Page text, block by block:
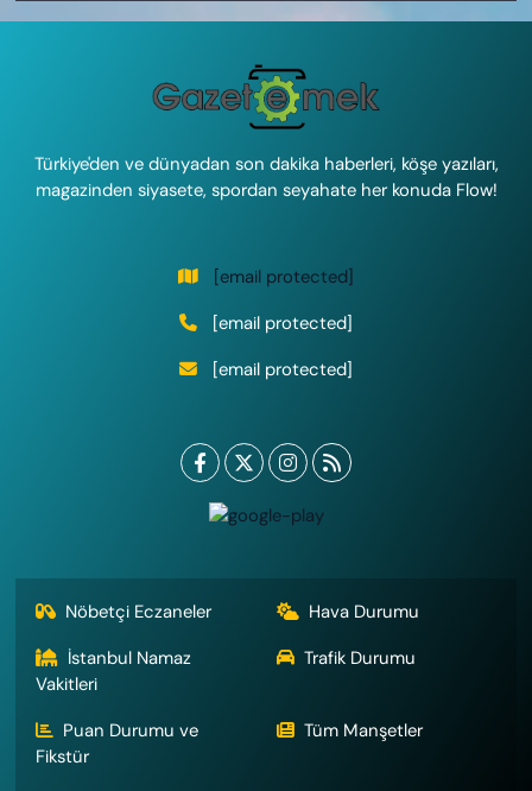
Türkiye'den ve dünyadan son dakika haberleri, köşe yazıları,
magazinden siyasete, spordan seyahate her konuda Flow!
[email protected]
[email protected]
[email protected]
Nöbetçi Eczaneler
Hava Durumu
İstanbul Namaz
Vakitleri
Trafik Durumu
Puan Durumu ve
Fikstür
Tüm Manşetler